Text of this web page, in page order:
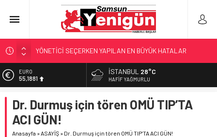
GERİ SAYIM BAŞLADI
SAMSUNSPOR’DA HEDEF 5’İNCİLİK!
‘BAFRA’YA YATIRIM YAPIN!’
YÖNETİCİ SEÇERKEN YAPILAN EN BÜYÜK HATALAR
ALTIN
6.660,55
13.779,39
DOLAR
47,7111
İSTANBUL 28°C
HAFIF YAĞMURLU
Dr. Durmuş için tören OMÜ TIP’TA
ACI GÜN!
Anasayfa »ASAYİŞ » Dr. Durmuş için tören OMÜ TIP’TA ACI GÜN!